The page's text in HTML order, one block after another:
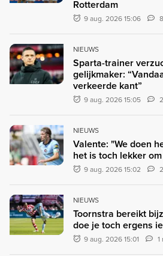
Rotterdam
9 aug. 2026 15:06
NIEUWS
Sparta-trainer
gelijkmaker:
verkeerde kant”
9 aug. 2026 15:05
NIEUWS
Valente: "We doen
het is toch lekker
9 aug. 2026 15:02
NIEUWS
Toornstra bereikt
doe je toch ergens
9 aug. 2026 15:01